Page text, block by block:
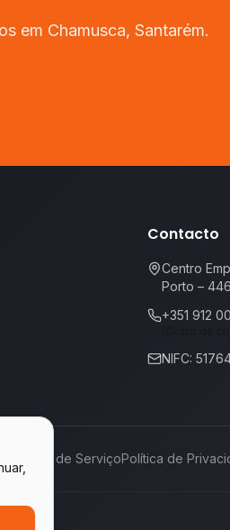
em Chamusca, Santarém.
Contacto
Centro
Porto –
+351 912
NIFC:
Termos de ServiçoPolítica de